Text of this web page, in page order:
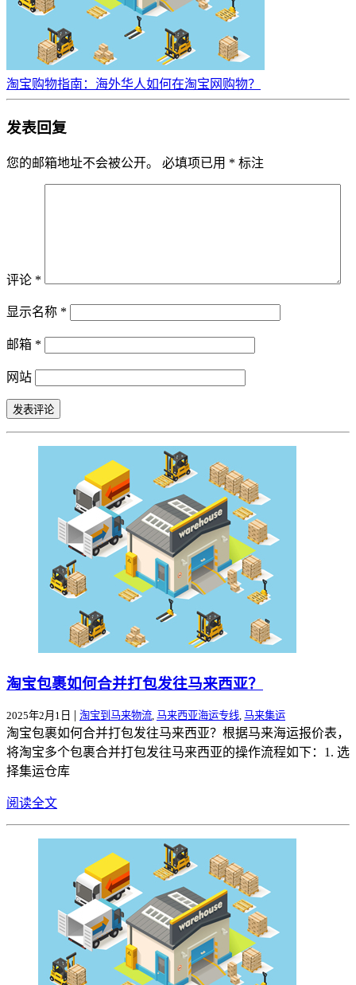
淘宝购物指南：海外华人如何在淘宝网购物？
发表回复
您的邮箱地址不会被公开。 必填项已用 * 标注
评论 *
显示名称 *
邮箱 *
网站
淘宝包裹如何合并打包发往马来西亚？
2025年2月1日 | 淘宝到马来物流, 马来西亚海运专线, 马来集运
淘宝包裹如何合并打包发往马来西亚？根据马来海运报价表，
将淘宝多个包裹合并打包发往马来西亚的操作流程如下：1. 选
择集运仓库
阅读全文